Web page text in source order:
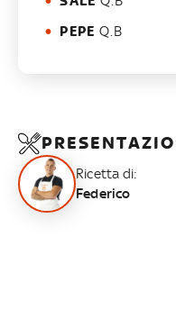
PEPE Q.B
Ricetta di:
Federico